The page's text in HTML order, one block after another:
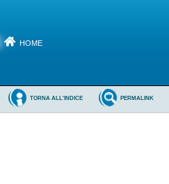
HOME
PERMALINK
TORNA ALL'INDICE